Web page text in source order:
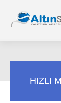
HIZLI